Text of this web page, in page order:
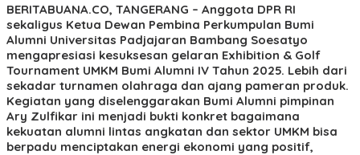
BERITABUANA.CO, TANGERANG – Anggota DPR RI
sekaligus Ketua Dewan Pembina Perkumpulan Bumi
Alumni Universitas Padjajaran Bambang Soesatyo
mengapresiasi kesuksesan gelaran Exhibition & Golf
Tournament UMKM Bumi Alumni IV Tahun 2025. Lebih dari
sekadar turnamen olahraga dan ajang pameran produk.
Kegiatan yang diselenggarakan Bumi Alumni pimpinan
Ary Zulfikar ini menjadi bukti konkret bagaimana
kekuatan alumni lintas angkatan dan sektor UMKM bisa
berpadu menciptakan energi ekonomi yang positif,